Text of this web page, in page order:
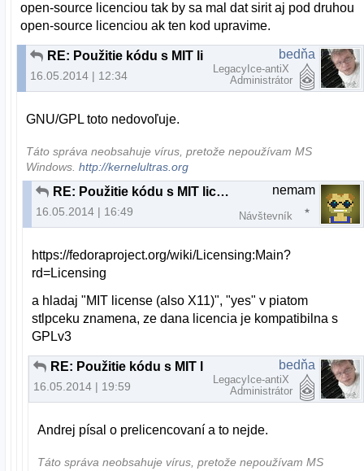
open-source licenciou tak by sa mal dat sirit aj pod druhou
open-source licenciou ak ten kod upravime.
16.05.2014 | 12:34
bedňa
LegacyIce-antiX
Administrátor
GNU/GPL toto nedovoľuje.
Táto správa neobsahuje vírus, pretože nepoužívam MS
Windows.http://kernelultras.org
RE: Použitie kódu s MIT licenciou v kóde GNU/GPLv3
16.05.2014 | 16:49
nemam
Návštevník
https://fedoraproject.org/wiki/Licensing:Main?
rd=Licensing
a hladaj "MIT license (also X11)", "yes" v piatom
stlpceku znamena, ze dana licencia je kompatibilna s
GPLv3
16.05.2014 | 19:59
bedňa
LegacyIce-antiX
Administrátor
Andrej písal o prelicencovaní a to nejde.
Táto správa neobsahuje vírus, pretože nepoužívam MS